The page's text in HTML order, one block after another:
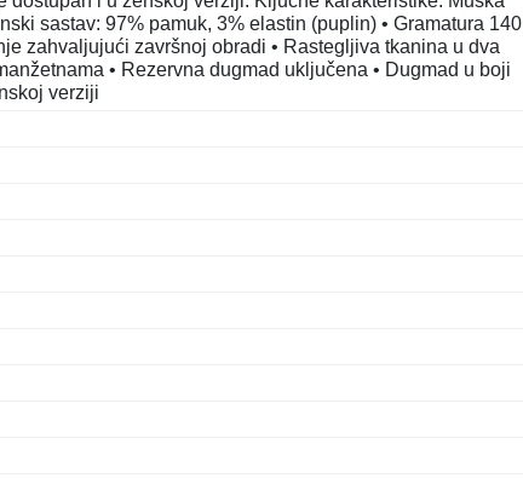
sastav: 97% pamuk, 3% elastin (puplin) • Gramatura 140
zahvaljujući završnoj obradi • Rastegljiva tkanina u dva
• Rezervna dugmad uključena • Dugmad u boji
verziji